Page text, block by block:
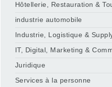
Hôtellerie, Restauration &
industrie automobile
Industrie, Logistique &
IT, Digital, Marketing &
Juridique
Services à la personne